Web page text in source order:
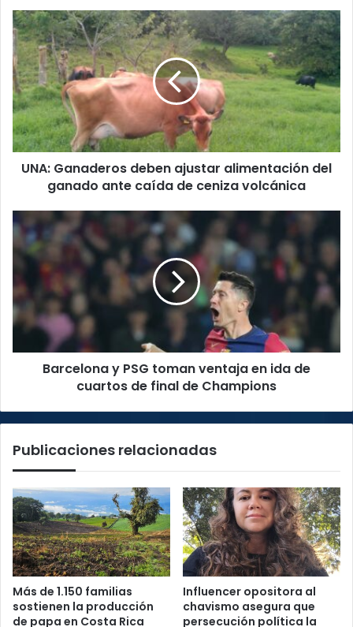
UNA:
Ganaderos
deben
ajustar
alimentación
del
ganado
ante
caída
deUNA: Ganaderos deben ajustar alimentación del
ganado ante caída de ceniza volcánica
Barcelona
PSG
ventaja
en
ida
cuartos
Barcelona y PSG toman ventaja en ida de
cuartos de final de Champions
Publicaciones relacionadas
Más de 1.150 familias
sostienen la producción
de papa en Costa Rica
Influencer opositora al
chavismo asegura que
persecución política la